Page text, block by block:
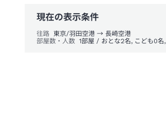
現在の表示条件
往路 東京/羽田空港 → 長崎空港
部屋数・人数